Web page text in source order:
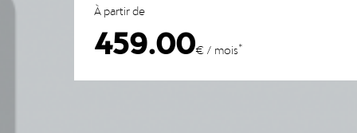
À partir de
459.00€ / mois*